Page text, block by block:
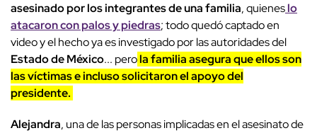
asesinado por los integrantes de una familia, quieneslo
atacaron con palos y piedras; todo quedó captado en
video y el hecho ya es investigado por las autoridades del
Estado de México... perola familia asegura que ellos son
las víctimas e incluso solicitaron el apoyo del
presidente.
Alejandra, una de las personas implicadas en el asesinato de